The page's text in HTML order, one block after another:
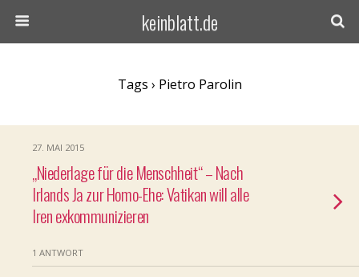
keinblatt.de
Tags › Pietro Parolin
27. MAI 2015
„Niederlage für die Menschheit“ – Nach
Irlands Ja zur Homo-Ehe: Vatikan will alle
Iren exkommunizieren
1 ANTWORT